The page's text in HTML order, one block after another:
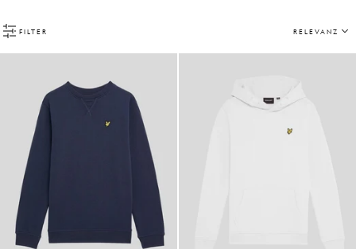
FILTER RELEVANZ